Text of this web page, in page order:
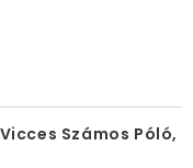
Számos Póló,